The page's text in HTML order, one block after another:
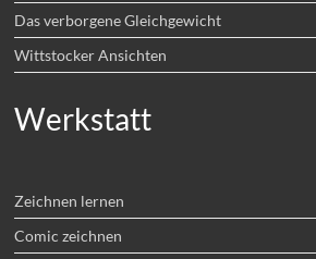
Das verborgene Gleichgewicht
Wittstocker Ansichten
Werkstatt
Zeichnen lernen
Comic zeichnen